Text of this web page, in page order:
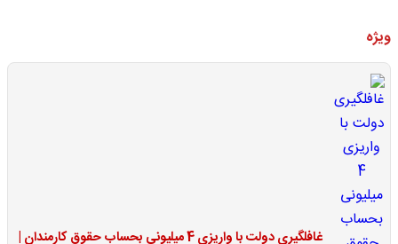
ویژه
غافلگیری دولت با واریزی 4 میلیونی بحساب حقوق کارمندان |